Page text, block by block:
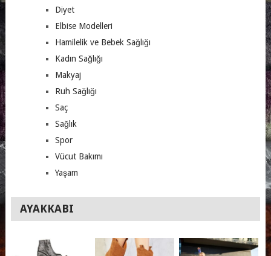
Diyet
Elbise Modelleri
Hamilelik ve Bebek Sağlığı
Kadın Sağlığı
Makyaj
Ruh Sağlığı
Saç
Sağlık
Spor
Vücut Bakımı
Yaşam
AYAKKABI